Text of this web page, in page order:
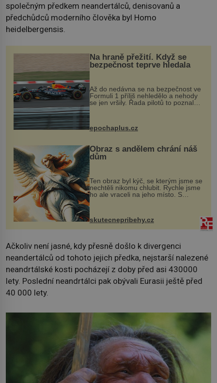
společným předkem neandertálců, denisovanů a
předchůdců moderního člověka byl Homo
heidelbergensis.
Na hraně přežití. Když se
bezpečnost teprve hledala
Až do nedávna se na bezpečnost ve
Formuli 1 příliš nehledělo a nehody
se jen vršily. Řada pilotů to poznala
na vlastní kůži, často s trvalými
následky nebo bohužel i ztrátou
života. Dnes nepochopiteln...
epochaplus.cz
Obraz s andělem chrání náš
dům
Ten obraz byl kýč, se kterým jsme se
nechtěli nikomu chlubit. Rychle jsme
ho ale vraceli na jeho místo. S
manželem Vaškem jsme si pořídili
chaloupku, takový domek na severu
Čech, kde jsme si naplánova...
skutecnepribehy.cz
Ačkoliv není jasné, kdy přesně došlo k divergenci
neandertálců od tohoto jejich předka, nejstarší nalezené
neandrtálské kosti pocházejí z doby před asi 430000
lety. Poslední neandrtálci pak obývali Eurasii ještě před
40 000 lety.